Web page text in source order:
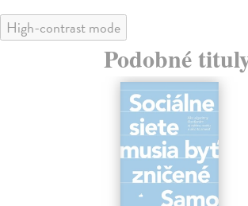
High-contrast mode
Podobné